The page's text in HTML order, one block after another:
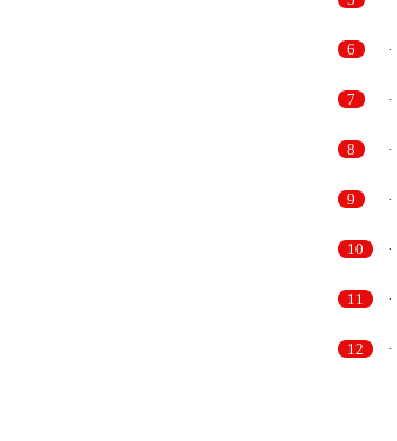
6
7
8
9
10
11
12